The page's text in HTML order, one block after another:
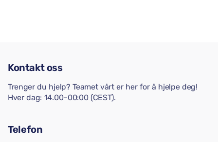
Kontakt oss
Trenger du hjelp? Teamet vårt er her for å hjelpe deg!
Hver dag: 14.00–00:00 (CEST).
Telefon